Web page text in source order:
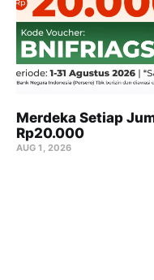
Merdeka Setiap
Rp20.000
AUG 1, 2026